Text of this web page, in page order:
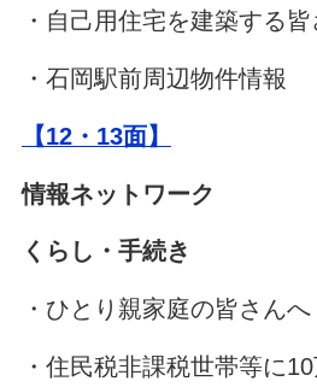
・自己用住宅を建築する
・石岡駅前周辺物件情報
【12・13面】
情報ネットワーク
くらし・手続き
・ひとり親家庭の皆さんへ
・住民税非課税世帯等に